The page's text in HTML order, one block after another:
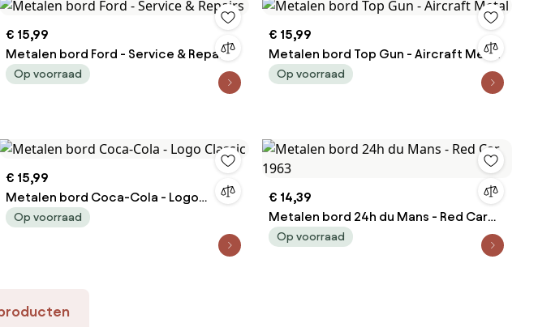
€ 15,99
Metalen bord Ford - Service & Repairs
Op voorraad
€ 15,99
Metalen bord Top Gun - Aircraft Metal
Op voorraad
€ 15,99
Metalen bord Coca-Cola - Logo
Classic
Op voorraad
€ 14,39
Metalen bord 24h du Mans - Red Car
1963
Op voorraad